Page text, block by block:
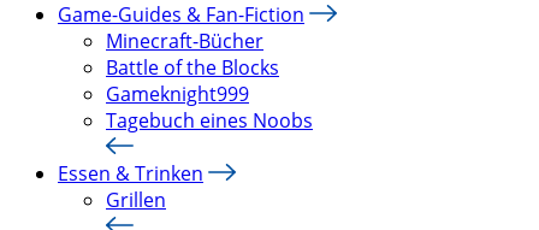
Game-Guides & Fan-Fiction
Minecraft-Bücher
Battle of the Blocks
Gameknight999
Tagebuch eines Noobs
Essen & Trinken
Grillen